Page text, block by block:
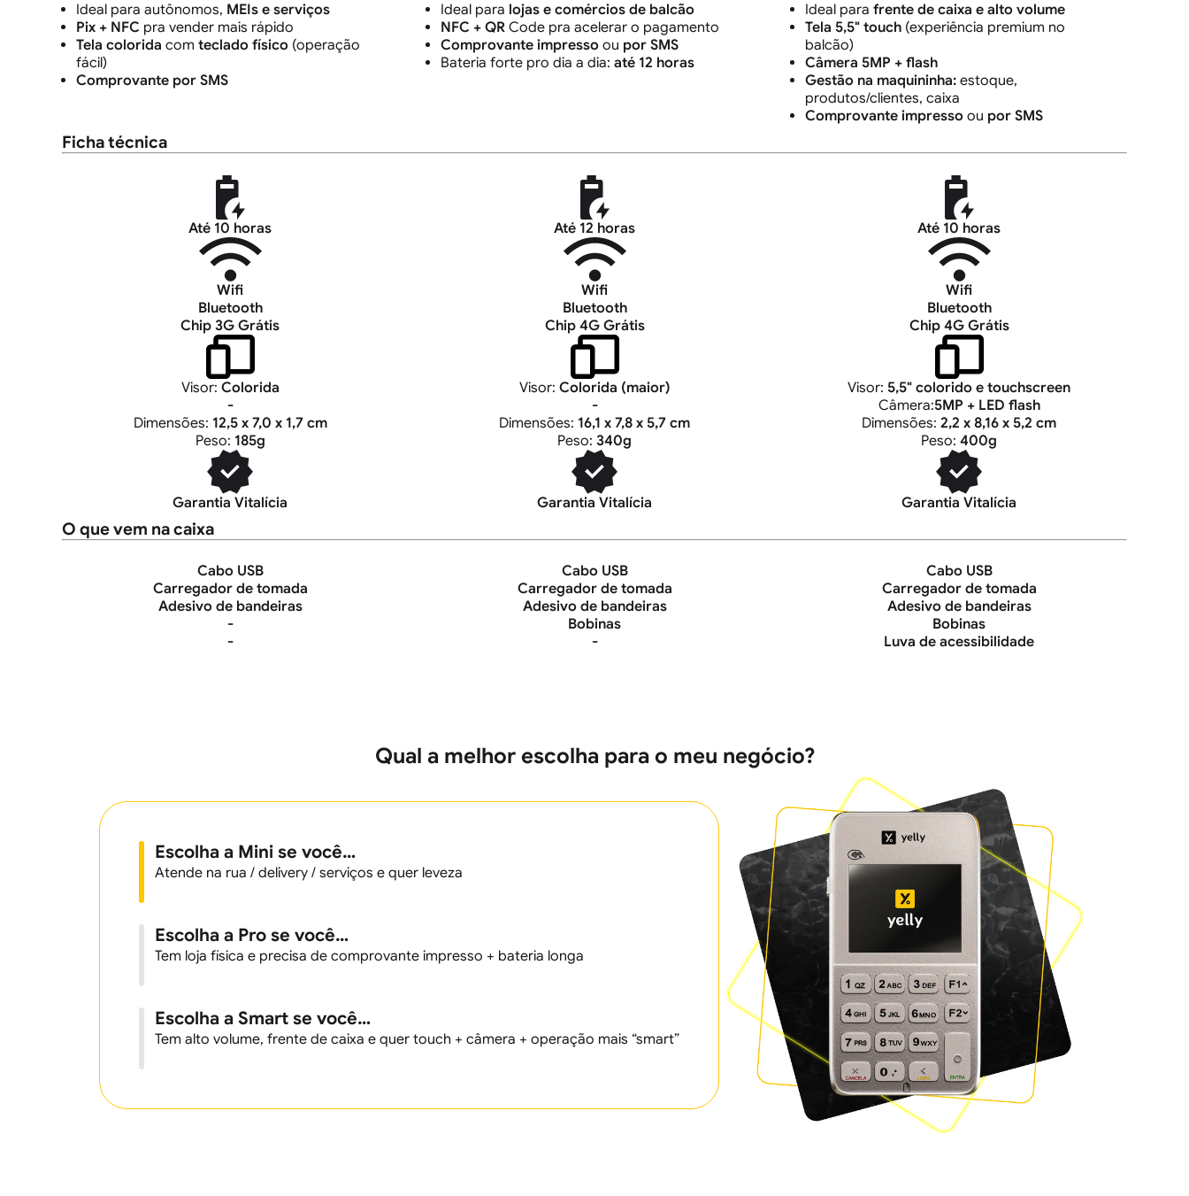
Ideal para autônomos, MEIs e serviços
Pix + NFC pra vender mais rápido
Tela colorida com teclado físico (operação
fácil)
Comprovante por SMS
Ideal para lojas e comércios de balcão
NFC + QR Code pra acelerar o pagamento
Comprovante impresso ou por SMS
Bateria forte pro dia a dia: até 12 horas
Ideal para frente de caixa e alto volume
Tela 5,5" touch (experiência premium no
balcão)
Câmera 5MP + flash
Gestão na maquininha: estoque,
produtos/clientes, caixa
Comprovante impresso ou por SMS
Ficha técnica
Até 10 horas
Wifi
Bluetooth
Chip 3G Grátis
Visor: Colorida
-
Dimensões: 12,5 x 7,0 x 1,7 cm
Peso: 185g
Garantia Vitalícia
Até 12 horas
Wifi
Bluetooth
Chip 4G Grátis
Visor: Colorida (maior)
-
Dimensões: 16,1 x 7,8 x 5,7 cm
Peso: 340g
Garantia Vitalícia
Até 10 horas
Wifi
Bluetooth
Chip 4G Grátis
Visor: 5,5" colorido e touchscreen
Câmera:5MP + LED flash
Dimensões: 2,2 x 8,16 x 5,2 cm
Peso: 400g
Garantia Vitalícia
O que vem na caixa
Cabo USB
Carregador de tomada
Adesivo de bandeiras
-
-
Cabo USB
Carregador de tomada
Adesivo de bandeiras
Bobinas
-
Cabo USB
Carregador de tomada
Adesivo de bandeiras
Bobinas
Luva de acessibilidade
Qual a melhor escolha para o meu negócio?
Escolha a Mini se você…
Atende na rua / delivery / serviços e quer leveza
Escolha a Pro se você…
Tem loja física e precisa de comprovante impresso + bateria longa
Escolha a Smart se você…
Tem alto volume, frente de caixa e quer touch + câmera + operação mais “smart”